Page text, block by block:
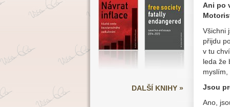
DALŠÍ KNIHY »
Ani po
Všichni
přijdu
v tu
leda že
myslím,
Jsou
Ano,